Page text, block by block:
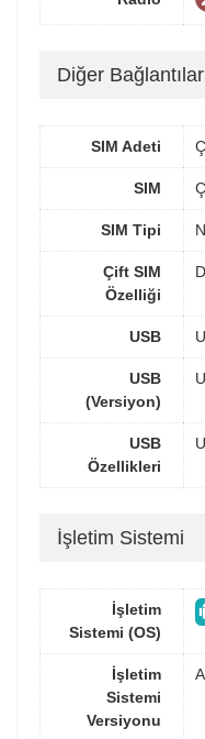
Diğer Bağlantılar
SIM Adeti
SIM
SIM Tipi
Çift SIM
Özelliği
USB
USB
(Versiyon)
USB
Özellikleri
İşletim Sistemi
İşletim
Sistemi (OS)
İşletim
Sistemi
Versiyonu